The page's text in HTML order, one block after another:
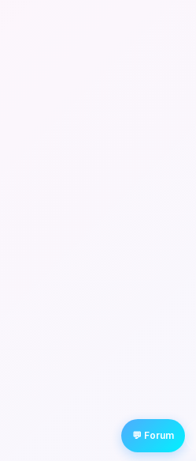
💬 Forum